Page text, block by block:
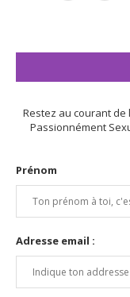
Restez au courant de
Passionnément
Prénom
Adresse email :